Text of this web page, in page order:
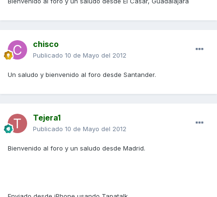
chisco
Publicado 10 de Mayo del 2012
Un saludo y bienvenido al foro desde Santander.
Tejera1
Publicado 10 de Mayo del 2012
Bienvenido al foro y un saludo desde Madrid.